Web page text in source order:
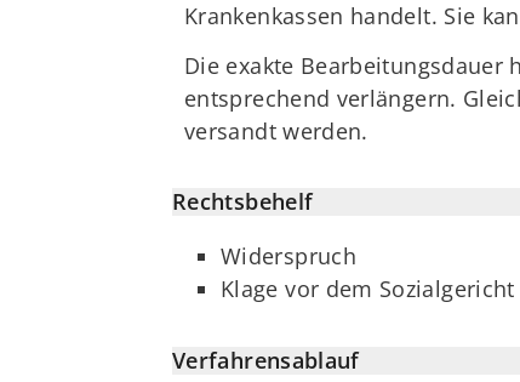
Krankenkassen handelt. Sie
Die exakte Bearbeitungsdauer
entsprechend verlängern.
versandt werden.
Rechtsbehelf
Widerspruch
Klage vor dem Sozialgericht
Verfahrensablauf